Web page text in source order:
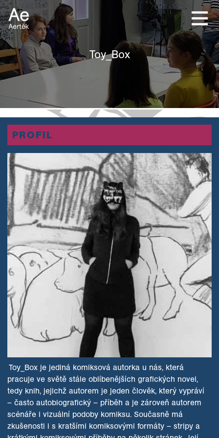
Toy_Box
PROFIL
Toy_Box je jediná komiksová autorka u nás, která
pracuje ve světě stále oblíbenějších grafických novel,
tedy knih, jejichž autorem je jeden člověk, který vypráví
– často autobiografický – příběh a je zároveň autorem
scénáře i vizuální podoby komiksu. Současně má
zkušenosti i s kratšími komiksovými formáty – stripy a